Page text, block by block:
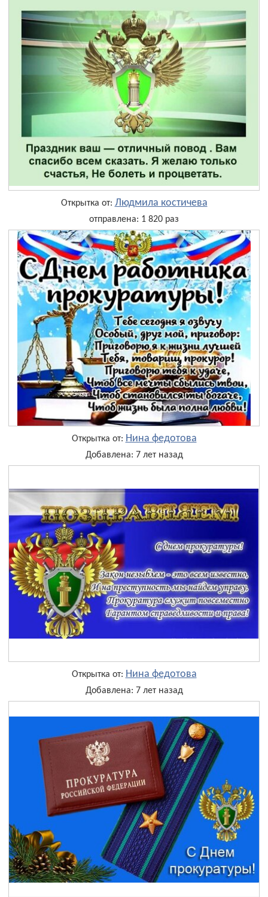
Открытка от: Людмила костичева
отправлена: 1 820 раз
Открытка от: Нина федотова
Добавлена: 7 лет назад
Открытка от: Нина федотова
Добавлена: 7 лет назад